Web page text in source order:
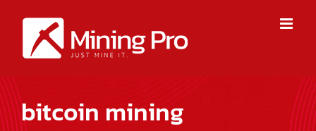
content
bitcoin mining